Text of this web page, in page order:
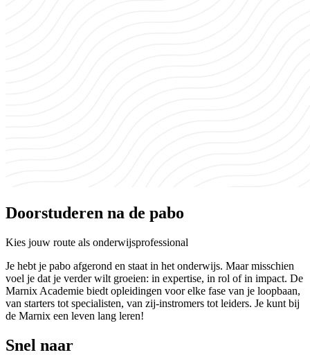
Doorstuderen na de pabo
Kies jouw route als onderwijsprofessional
Je hebt je pabo afgerond en staat in het onderwijs. Maar misschien
voel je dat je verder wilt groeien: in expertise, in rol of in impact. De
Marnix Academie biedt opleidingen voor elke fase van je loopbaan,
van starters tot specialisten, van zij-instromers tot leiders. Je kunt bij
de Marnix een leven lang leren!
Snel naar